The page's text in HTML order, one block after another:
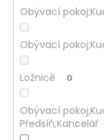
Obývací
Obývací
Ložnicě 0
Obývací
Předsíň;Kancelář